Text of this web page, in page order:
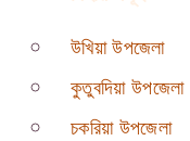
উখিয়া উপজেলা
কুতুবদিয়া উপজেলা
চকরিয়া উপজেলা